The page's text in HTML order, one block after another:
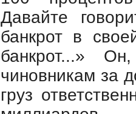
Давайте
банкрот в
банкрот...»
чиновникам за
груз